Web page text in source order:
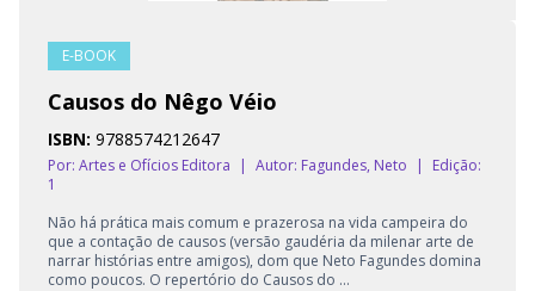
E-BOOK
Causos do Nêgo Véio
ISBN: 9788574212647
Por: Artes e Ofícios Editora | Autor: Fagundes, Neto |
Edição:
1
Não há prática mais comum e prazerosa na vida campeira do
que a contação de causos (versão gaudéria da milenar arte de
narrar histórias entre amigos), dom que Neto Fagundes domina
como poucos. O repertório do Causos do ...